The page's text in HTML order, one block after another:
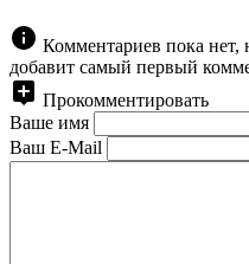
Комментариев пока нет,
добавит самый первый
Прокомментировать
Ваше имя
Ваш E-Mail